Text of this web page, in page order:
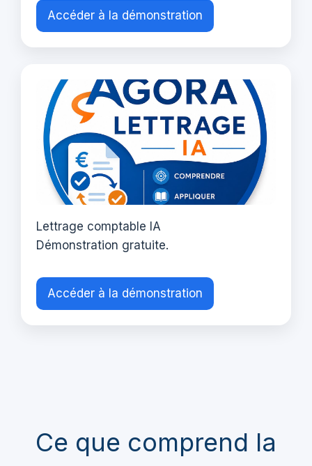
Accéder à la démonstration
Lettrage comptable IA
Démonstration gratuite.
Accéder à la démonstration
Ce que comprend la